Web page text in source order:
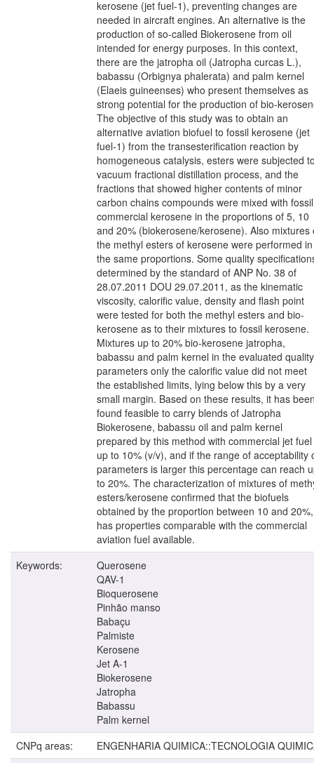
kerosene (jet fuel-1), preventing changes are
needed in aircraft engines. An alternative is the
production of so-called Biokerosene from oil
intended for energy purposes. In this context,
there are the jatropha oil (Jatropha curcas L.),
babassu (Orbignya phalerata) and palm kernel
(Elaeis guineenses) who present themselves as
strong potential for the production of bio-
The objective of this study was to obtain an
alternative aviation biofuel to fossil kerosene (jet
fuel-1) from the transesterification reaction by
homogeneous catalysis, esters were subjected
vacuum fractional distillation process, and the
fractions that showed higher contents of minor
carbon chains compounds were mixed with fossil
commercial kerosene in the proportions of 5, 10
and 20% (biokerosene/kerosene). Also mixtures
the methyl esters of kerosene were performed in
the same proportions. Some quality
determined by the standard of ANP No. 38 of
28.07.2011 DOU 29.07.2011, as the kinematic
viscosity, calorific value, density and flash point
were tested for both the methyl esters and bio-
kerosene as to their mixtures to fossil kerosene.
Mixtures up to 20% bio-kerosene jatropha,
babassu and palm kernel in the evaluated quality
parameters only the calorific value did not meet
the established limits, lying below this by a very
small margin. Based on these results, it has
found feasible to carry blends of Jatropha
Biokerosene, babassu oil and palm kernel
prepared by this method with commercial jet fuel
up to 10% (v/v), and if the range of acceptability
parameters is larger this percentage can reach
to 20%. The characterization of mixtures of
esters/kerosene confirmed that the biofuels
obtained by the proportion between 10 and 20%,
has properties comparable with the commercial
aviation fuel available.
Keywords:
Querosene
QAV-1
Bioquerosene
Pinhão manso
Babaçu
Palmiste
Kerosene
Jet A-1
Biokerosene
Jatropha
Babassu
Palm kernel
CNPq areas:
ENGENHARIA QUIMICA::TECNOLOGIA